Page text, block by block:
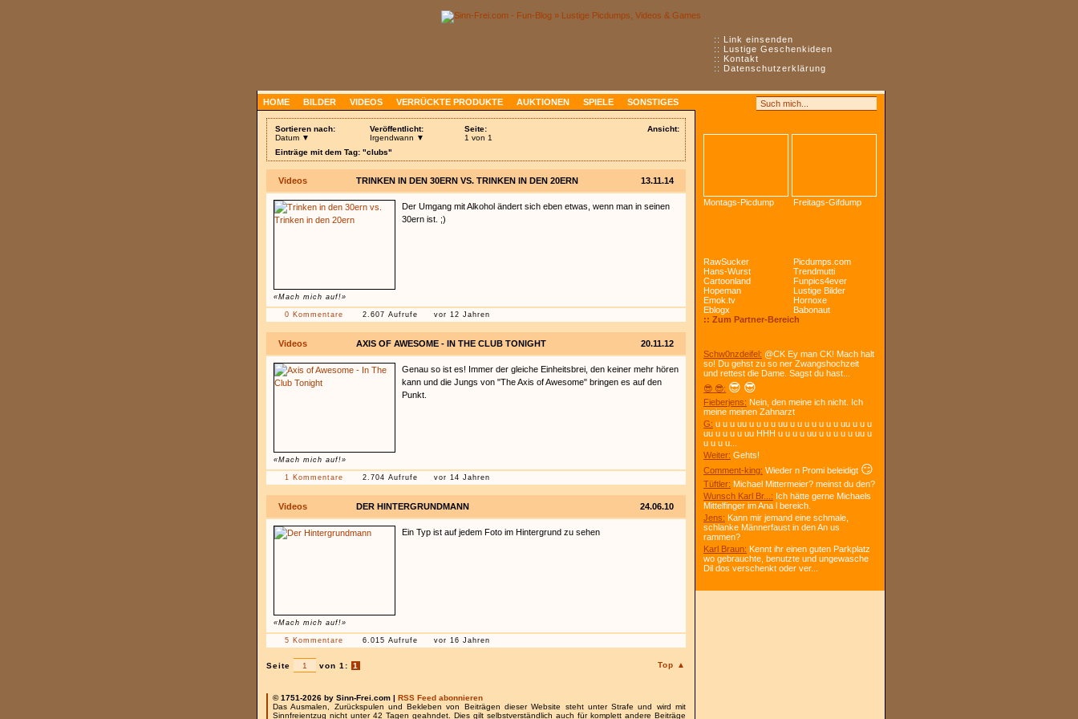
:: Link einsenden
:: Lustige Geschenkideen
:: Kontakt
:: Datenschutzerklärung
HOME BILDER VIDEOS VERRÜCKTE PRODUKTE AUKTIONEN SPIELE SONSTIGES
Ansicht:
Sortieren nach:
Datum ▼
Veröffentlicht:
Irgendwann ▼
Seite:
1 von 1
Einträge mit dem Tag: "clubs"
Videos 13.11.14
TRINKEN IN DEN 30ERN VS. TRINKEN IN DEN 20ERN
«Mach mich auf!»
Der Umgang mit Alkohol ändert sich eben etwas, wenn man in seinen
30ern ist. ;)
0 Kommentare 2.607 Aufrufe vor 12 Jahren
Videos 20.11.12
AXIS OF AWESOME - IN THE CLUB TONIGHT
«Mach mich auf!»
Genau so ist es! Immer der gleiche Einheitsbrei, den keiner mehr hören
kann und die Jungs von "The Axis of Awesome" bringen es auf den
Punkt.
1 Kommentare 2.704 Aufrufe vor 14 Jahren
Videos 24.06.10
DER HINTERGRUNDMANN
«Mach mich auf!»
Ein Typ ist auf jedem Foto im Hintergrund zu sehen
5 Kommentare 6.015 Aufrufe vor 16 Jahren
Top ▲
Seite von 1: 1
© 1751-2026 by Sinn-Frei.com | RSS Feed abonnieren
Das Ausmalen, Zurückspulen und Bekleben von Beiträgen dieser Website steht unter Strafe und wird mit
Sinnfreientzug nicht unter 42 Tagen geahndet. Dies gilt selbstverständlich auch für komplett andere Beiträge
Montags-Picdump Freitags-Gifdump
RawSucker
Picdumps.com
Hans-Wurst
Trendmutti
Cartoonland
Funpics4ever
Hopeman
Lustige Bilder
Emok.tv
Hornoxe
Eblogx
Babonaut
:: Zum Partner-Bereich
Schw0nzdeifel: @CK Ey man CK! Mach halt
so! Du gehst zu so ner Zwangshochzeit
und rettest die Dame. Sagst du hast...
😎 😎: 😎 😎
Fieberjens: Nein, den meine ich nicht. Ich
meine meinen Zahnarzt
G: u u u uu u u u u uu u u u u u u u uu u u u
uu u u u u uu HHH u u u u uu u u u u u uu u
u u u u...
Weiter: Gehts!
Comment-king: Wieder n Promi beleidigt 😏
Tüftler: Michael Mittermeier? meinst du den?
Wunsch Karl Br...: Ich hätte gerne Michaels
Mittelfinger im Ana l bereich.
Jens: Kann mir jemand eine schmale,
schlanke Männerfaust in den An us
rammen?
Karl Braun: Kennt ihr einen guten Parkplatz
wo gebrauchte, benutzte und ungewasche
Dil dos verschenkt oder ver...